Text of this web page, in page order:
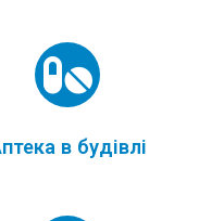
в будівлі